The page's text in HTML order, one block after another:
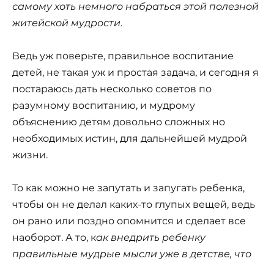
самому хоть немного набраться этой полезной
житейской мудрости.
Ведь уж поверьте, правильное воспитание
детей, не такая уж и простая задача, и сегодня я
постараюсь дать несколько советов по
разумному воспитанию, и мудрому
объяснению детям довольно сложных но
необходимых истин, для дальнейшей мудрой
жизни.
То как можно не запутать и запугать ребенка,
чтобы он не делал каких-то глупых вещей, ведь
он рано или поздно опомнится и сделает все
наоборот. А то, как внедрить ребенку
правильные мудрые мысли уже в детстве, что